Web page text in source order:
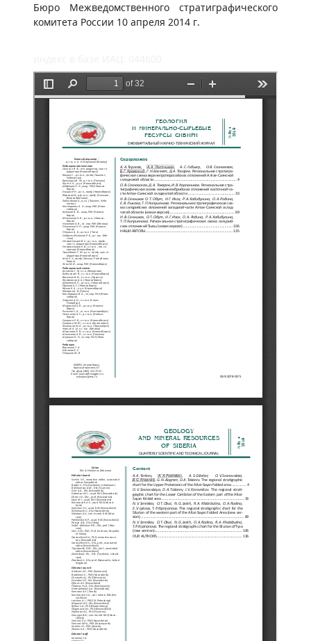
Бюро Межведомственного стратиграфического
комитета России 10 апреля 2014 г.